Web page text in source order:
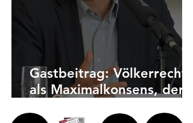
Gastbeitrag: Völkerrecht
als Maximalkonsens, der